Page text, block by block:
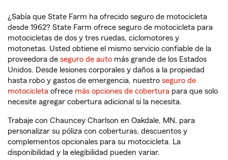
¿Sabía que State Farm ha ofrecido seguro de motocicleta
desde 1962? State Farm ofrece seguro de motocicleta para
motocicletas de dos y tres ruedas, ciclomotores y
motonetas. Usted obtiene el mismo servicio confiable de la
proveedora de seguro de auto más grande de los Estados
Unidos. Desde lesiones corporales y daños a la propiedad
hasta robo y gastos de emergencia, nuestro seguro de
motocicleta ofrece más opciones de cobertura para que solo
necesite agregar cobertura adicional si la necesita.
Trabaje con Chauncey Charlson en Oakdale, MN, para
personalizar su póliza con coberturas, descuentos y
complementos opcionales para su motocicleta. La
disponibilidad y la elegibilidad pueden variar.